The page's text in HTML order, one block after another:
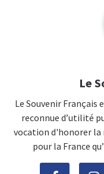
Le
Le Souvenir Français
reconnue d’utilité
vocation d'honorer la
pour la France